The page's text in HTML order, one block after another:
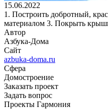
15.06.2022
1. Построить добротный,
материалом 3. Покрыть
Автор
Азбука-Дома
Сайт
azbuka-doma.ru
Сфера
Домостроение
Заказать проект
Задать вопрос
Проекты Гармония